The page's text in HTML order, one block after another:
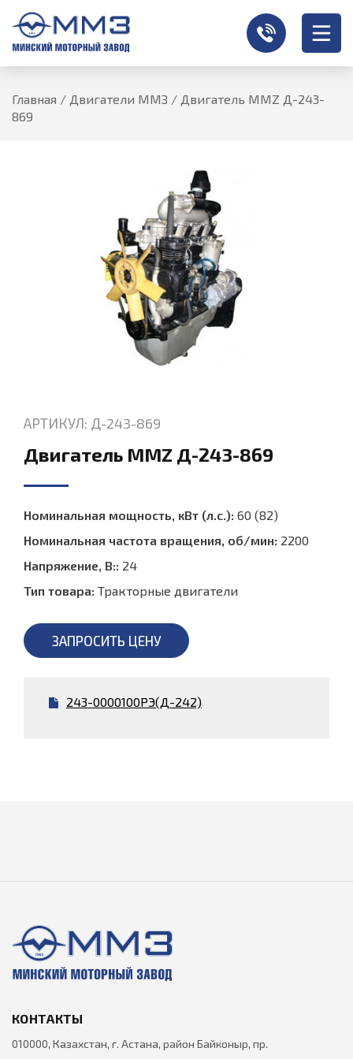
Главная / Двигатели ММЗ / Двигатель MMZ Д-243-
869
АРТИКУЛ: Д-243-869
Двигатель MMZ Д-243-869
Номинальная мощность, кВт (л.с.): 60 (82)
Номинальная частота вращения, об/мин: 2200
Напряжение, В:: 24
Тип товара: Тракторные двигатели
ЗАПРОСИТЬ ЦЕНУ
243-0000100РЭ(Д-242)
КОНТАКТЫ
010000, Казахстан, г. Астана, район Байконыр, пр.